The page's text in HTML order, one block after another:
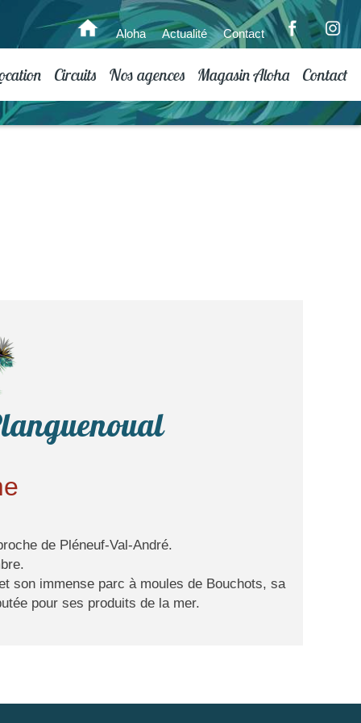
Aloha Actualité Contact
Circuits Nos agences Magasin Aloha Contact
de Pléneuf-Val-André.
son immense parc à moules de Bouchots, sa
pour ses produits de la mer.